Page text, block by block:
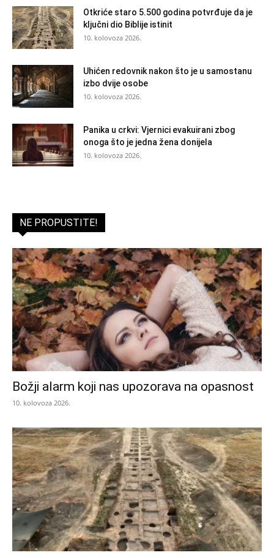
Otkriće staro 5.500 godina potvrđuje da je
ključni dio Biblije istinit
10. kolovoza 2026.
Uhićen redovnik nakon što je u samostanu
izbo dvije osobe
10. kolovoza 2026.
Panika u crkvi: Vjernici evakuirani zbog
onoga što je jedna žena donijela
10. kolovoza 2026.
NE PROPUSTITE!
Božji alarm koji nas upozorava na opasnost
10. kolovoza 2026.